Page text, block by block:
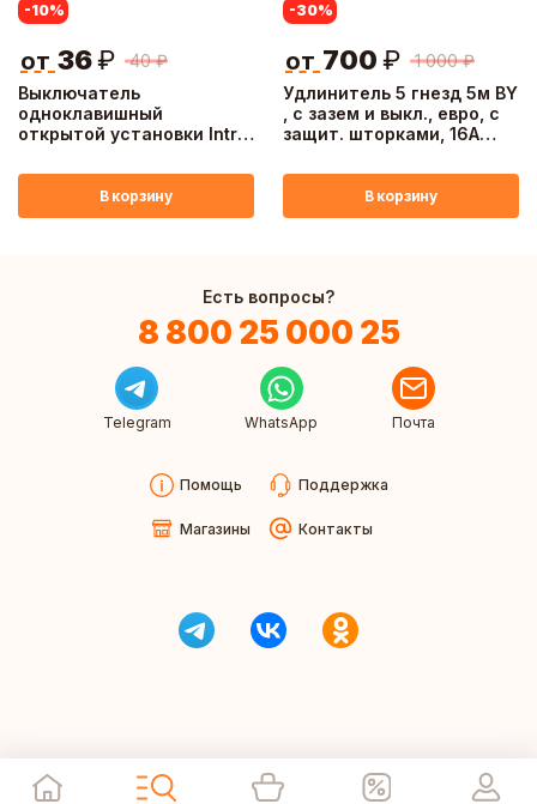
Выключатель
одноклавишный
открытой установки Intro
IP20, белый
-10%
40 ₽
от 36₽
В корзину
Удлинитель 5 гнезд 5м BY
, с зазем и выкл., евро, с
защит. шторками, 16A
-30%
1 000 ₽
от 700 ₽
В корзину
Есть вопросы?
8 800 25 000 25
Telegram WhatsApp Почта
Помощь Поддержка
Магазины Контакты